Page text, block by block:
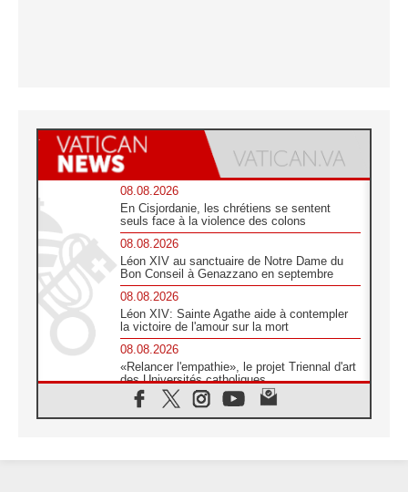
08.08.2026
En Cisjordanie, les chrétiens se sentent
seuls face à la violence des colons
08.08.2026
Léon XIV au sanctuaire de Notre Dame du
Bon Conseil à Genazzano en septembre
08.08.2026
Léon XIV: Sainte Agathe aide à contempler
la victoire de l'amour sur la mort
08.08.2026
«Relancer l'empathie», le projet Triennal d'art
des Universités catholiques
08.08.2026
Signis 2026, donner la parole aux religieuses